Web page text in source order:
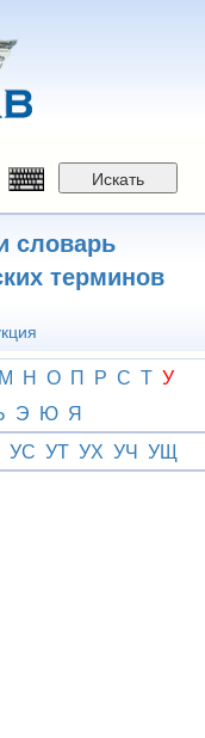
Искать
словарь
терминов
М Н О П Р С Т У
Э Ю Я
УС УТ УХ УЧ УЩ